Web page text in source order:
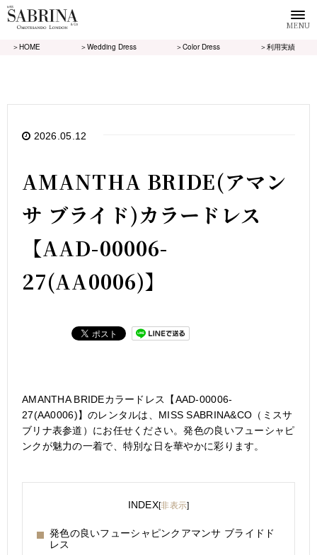
MENU
＞HOME ＞Wedding Dress ＞Color Dress ＞利用実績
2026.05.12
AMANTHA BRIDE(アマン
サ ブライド)カラードレス
【AAD-00006-
27(AA0006)】
AMANTHA BRIDEカラードレス【AAD-00006-
27(AA0006)】のレンタルは、MISS SABRINA&CO（ミスサ
ブリナ表参道）にお任せください。発色の良いフューシャピ
ンクが魅力の一着で、特別な日を華やかに彩ります。
INDEX[非表示]
発色の良いフューシャピンクアマンサ ブライドド
レス